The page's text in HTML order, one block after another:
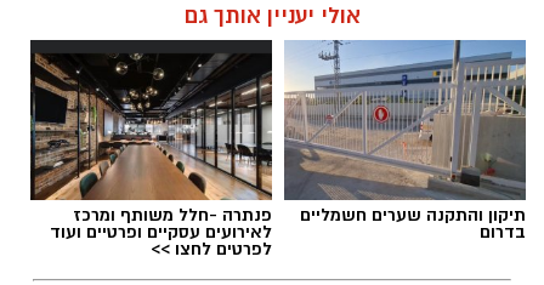
אולי יעניין אותך גם
תיקון והתקנה שערים חשמליים
בדרום
פנתרה -חלל משותף ומרכז
לאירועים עסקיים ופרטיים ועוד
לפרטים לחצו >>